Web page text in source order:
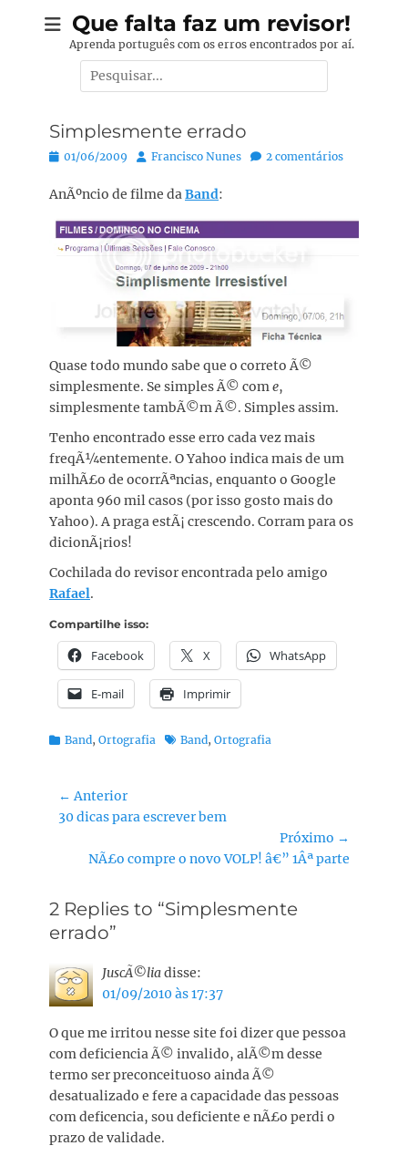
Que falta faz um revisor!
Aprenda português com os erros encontrados por aí.
Pesquisar
por:
Simplesmente errado
Posted
01/06/2009 Autor:
Francisco Nunes 2 comentários
AnÃºncio de filme daBand:
Quase todo mundo sabe que o correto Ã©
simplesmente. Se simples Ã© com e,
simplesmente tambÃ©m Ã©. Simples assim.
Tenho encontrado esse erro cada vez mais
freqÃ¼entemente. O Yahoo indica mais de um
milhÃ£o de ocorrÃªncias, enquanto o Google
aponta 960 mil casos (por isso gosto mais do
Yahoo). A praga estÃ¡ crescendo. Corram para os
dicionÃ¡rios!
Cochilada do revisor encontrada pelo amigo
Rafael.
Compartilhe isso:
Facebook X WhatsApp
E-mail Imprimir
Categorias:
Band, Ortografia Tags:Band, Ortografia
Navegação
de
← Anterior
Post
30 dicas para escrever bem
Próximo →
PróximoNÃ£o compre o novo VOLP! â€” 1Âª parte
2 Replies to “Simplesmente
errado”
JuscÃ©liadisse:
01/09/2010 às 17:37
O que me irritou nesse site foi dizer que pessoa
com deficiencia Ã© invalido, alÃ©m desse
termo ser preconceituoso ainda Ã©
desatualizado e fere a capacidade das pessoas
com deficencia, sou deficiente e nÃ£o perdi o
prazo de validade.